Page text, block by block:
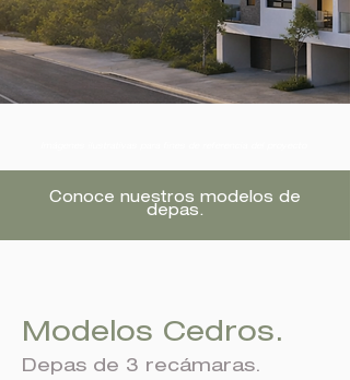
Conoce nuestros modelos de
depas.
Modelos Cedros.
Depas de 3 recámaras.